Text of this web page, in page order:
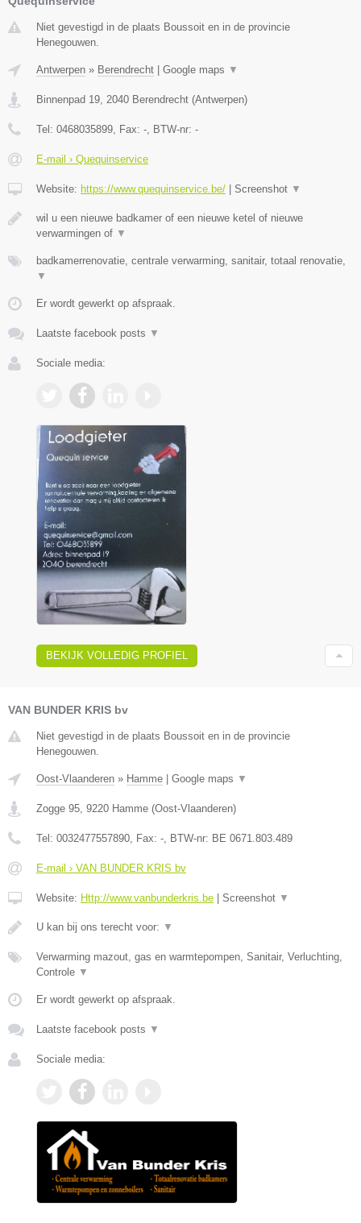
Niet gevestigd in de plaats Boussoit en in de provincie
Henegouwen.
Antwerpen » Berendrecht Google maps ▼
Binnenpad 19, 2040 Berendrecht (Antwerpen)
Tel: 0468035899, Fax: -, BTW-nr: -
E-mail › Quequinservice
Website: https://www.quequinservice.be/ Screenshot ▼
wil u een nieuwe badkamer of een nieuwe ketel of nieuwe
verwarmingen of ▼
badkamerrenovatie, centrale verwarming, sanitair, totaal renovatie,
▼
Er wordt gewerkt op afspraak.
Laatste facebook posts ▼
Sociale media:
BEKIJK VOLLEDIG PROFIEL
VAN BUNDER KRIS bv
Niet gevestigd in de plaats Boussoit en in de provincie
Henegouwen.
Oost-Vlaanderen » Hamme Google maps ▼
Zogge 95, 9220 Hamme (Oost-Vlaanderen)
Tel: 0032477557890, Fax: -, BTW-nr: BE 0671.803.489
E-mail › VAN BUNDER KRIS bv
Website: Http://www.vanbunderkris.be Screenshot ▼
U kan bij ons terecht voor: ▼
Verwarming mazout, gas en warmtepompen, Sanitair, Verluchting,
Controle ▼
Er wordt gewerkt op afspraak.
Laatste facebook posts ▼
Sociale media: